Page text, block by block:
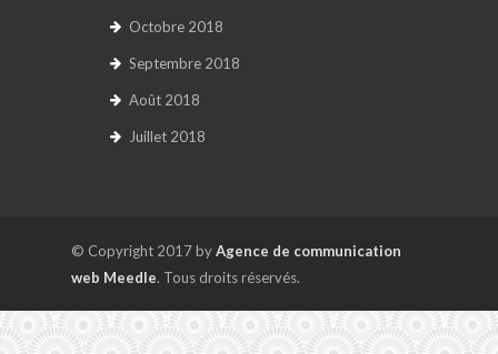
Octobre 2018
Septembre 2018
Août 2018
Juillet 2018
© Copyright 2017 byAgence de communication
web Meedle. Tous droits réservés.